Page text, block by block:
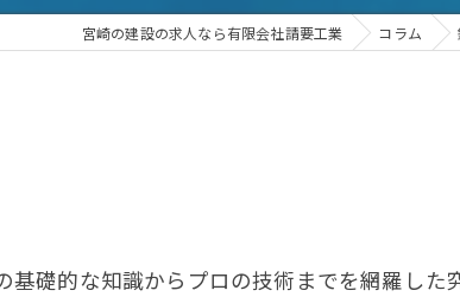
宮崎の建設の求人なら有限会社請要工業 コラム
礎的な知識からプロの技術までを網羅した